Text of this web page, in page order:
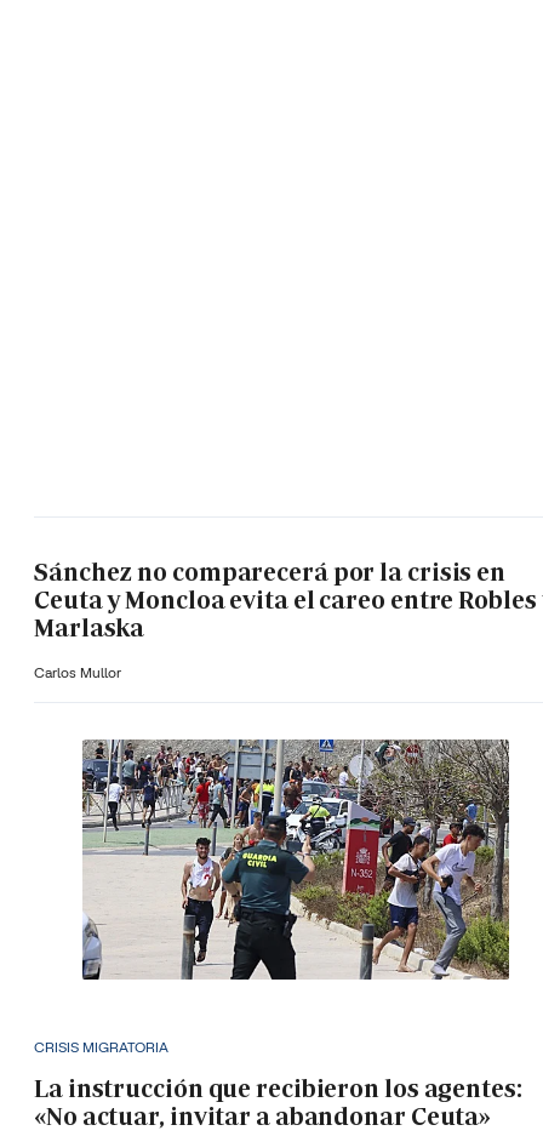
Sánchez no comparecerá por la crisis en
Ceuta y Moncloa evita el careo entre Robles
Marlaska
Carlos Mullor
CRISIS MIGRATORIA
La instrucción que recibieron los agentes:
«No actuar, invitar a abandonar Ceuta»